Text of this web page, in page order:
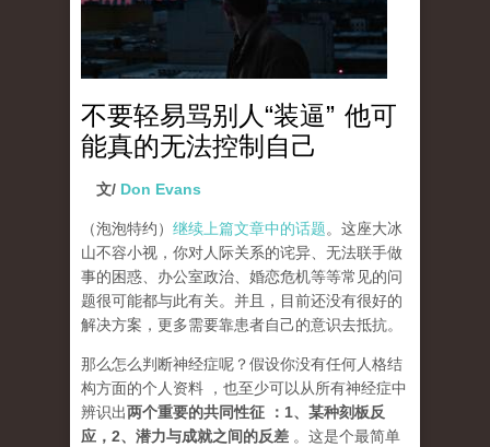
不要轻易骂别人“装逼” 他可
能真的无法控制自己
文/ Don Evans
（泡泡特约） 继续上篇文章中的话题。这座大冰
山不容小视，你对人际关系的诧异、无法联手做
事的困惑、办公室政治、婚恋危机等等常见的问
题很可能都与此有关。并且，目前还没有很好的
解决方案，更多需要靠患者自己的意识去抵抗。
那么怎么判断神经症呢？假设你没有任何人格结
构方面的个人资料 ，也至少可以从所有神经症中
辨识出两个重要的共同性征 ：1、某种刻板反
应，2、潜力与成就之间的反差 。这是个最简单